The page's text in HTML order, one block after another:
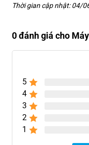
Thời gian cập nhật: 04/
0 đánh giá cho
5
4
3
2
1